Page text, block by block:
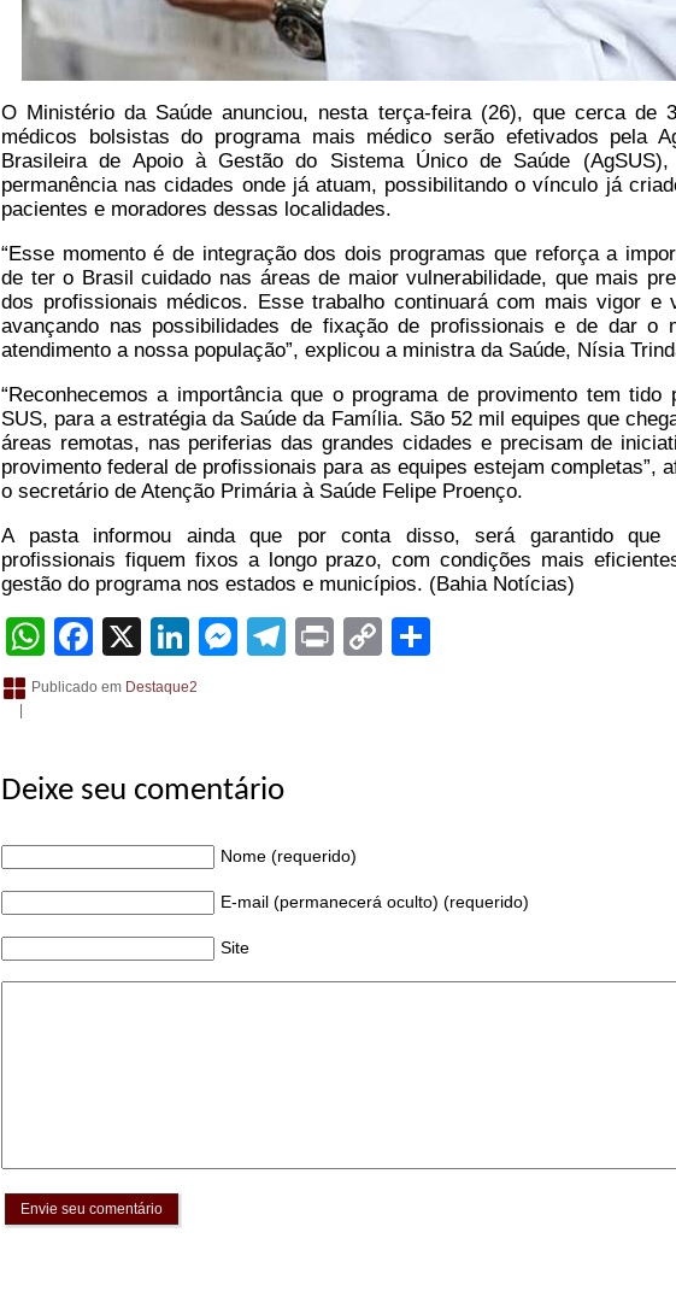
O Ministério da Saúde anunciou, nesta terça-feira (26), que cerca de
médicos bolsistas do programa mais médico serão efetivados pela
Brasileira de Apoio à Gestão do Sistema Único de Saúde (AgSUS),
permanência nas cidades onde já atuam, possibilitando o vínculo já
pacientes e moradores dessas localidades.
“Esse momento é de integração dos dois programas que reforça a
de ter o Brasil cuidado nas áreas de maior vulnerabilidade, que mais
dos profissionais médicos. Esse trabalho continuará com mais vigor e
avançando nas possibilidades de fixação de profissionais e de dar o
atendimento a nossa população”, explicou a ministra da Saúde, Nísia
“Reconhecemos a importância que o programa de provimento tem tido
SUS, para a estratégia da Saúde da Família. São 52 mil equipes que
áreas remotas, nas periferias das grandes cidades e precisam de
provimento federal de profissionais para as equipes estejam completas”,
o secretário de Atenção Primária à Saúde Felipe Proenço.
A pasta informou ainda que por conta disso, será garantido que
profissionais fiquem fixos a longo prazo, com condições mais
gestão do programa nos estados e municípios. (Bahia Notícias)
WhatsApp
Facebook
X LinkedIn
Messenger
Telegram
PrintCopy
Publicado em Destaque2
Deixe seu comentário
Nome (requerido)
E-mail (permanecerá oculto) (requerido)
Site
Envie seu comentário